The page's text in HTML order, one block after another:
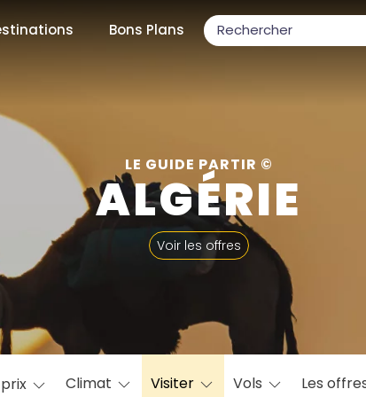
Bons Plans
LE GUIDE PARTIR ©
ALGÉRIE
Voir les offres
Climat Visiter Vols Les
populaires
mois
Février Juillet